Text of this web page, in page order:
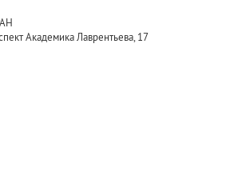
Академика Лаврентьева, 17